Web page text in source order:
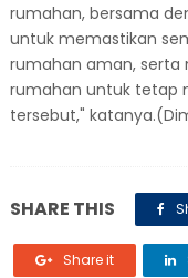
rumahan, bersama
untuk memastikan
rumahan aman, serta
rumahan untuk tetap
tersebut,"
SHARE THIS
Share it